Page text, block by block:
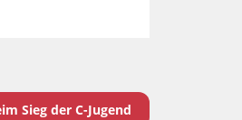
Sieg der C-Jugend